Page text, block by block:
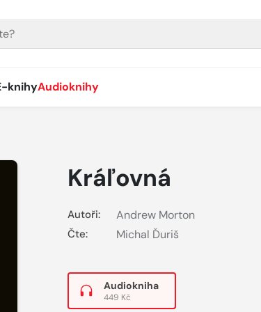
knihyAudioknihy
Kráľovná
Autoři: Andrew Morton
Čte: Michal Ďuriš
Audiokniha
449 Kč